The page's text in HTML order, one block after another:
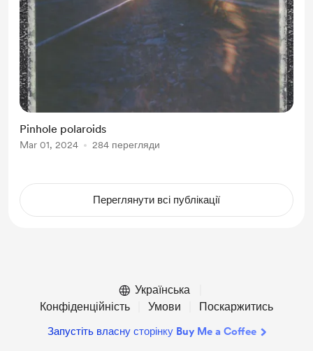
Pinhole polaroids
Mar 01, 2024 284 перегляди
Переглянути всі публікації
Українська
Конфіденційність
Умови Поскаржитись
Запустіть власну сторінку Buy Me a Coffee